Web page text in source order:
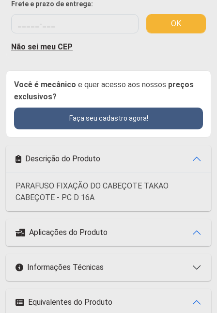
Frete e prazo de entrega:
OK
Não sei meu CEP
Você é mecânico e quer acesso aos nossos preços
exclusivos?
Faça seu cadastro agora!
Descrição do Produto
PARAFUSO FIXAÇÃO DO CABEÇOTE TAKAO
CABEÇOTE - PC D 16A
Aplicações do Produto
Informações Técnicas
Equivalentes do Produto